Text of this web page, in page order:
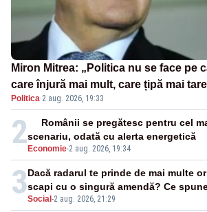
Miron Mitrea: „Politica nu se face pe
care înjură mai mult, care țipă mai
Politica·2 aug. 2026, 19:33
2 Economie-2 aug. 2026, 19:34
Românii se pregătesc pentru cel
scenariu, odată cu alerta energetică
3Social -2 aug. 2026, 21:29
Dacă radarul te prinde de mai multe
scapi cu o singură amendă? Ce